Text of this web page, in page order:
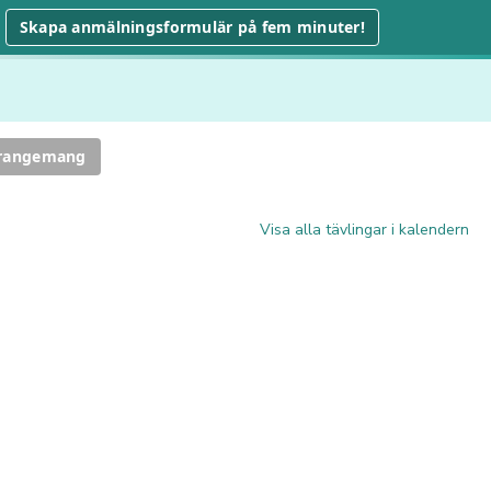
Skapa anmälningsformulär på fem minuter!
Visa alla tävlingar i kalendern